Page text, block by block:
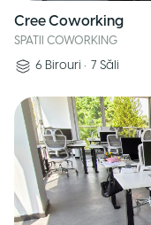
Cree Coworking
SPATII COWORKING
6 Birouri • 7 Săli